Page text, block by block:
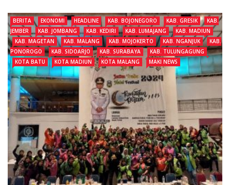
BERITA EKONOMI HEADLINE KAB. BOJONEGORO KAB. GRESIK
KAB.
JEMBER
KAB. JOMBANG KAB. KEDIRI KAB. LUMAJANG
KAB. MADIUN
KAB. MAGETAN
KAB. MALANG KAB. MOJOKERTO KAB. NGANJUK
KAB.
PONOROGO
KAB. SIDOARJO KAB. SURABAYA
KAB. TULUNGAGUNG
KOTA BATU
KOTA MADIUN KOTA MALANG MAKI NEWS